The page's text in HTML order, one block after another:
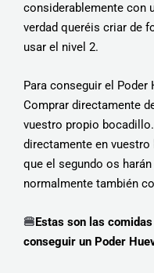
considerablemente con
verdad queréis criar de
usar el nivel 2.
Para conseguir el
Comprar directamente
vuestro propio
directamente en
que el segundo os
normalmente también
🍔 Estas son las
conseguir un Poder